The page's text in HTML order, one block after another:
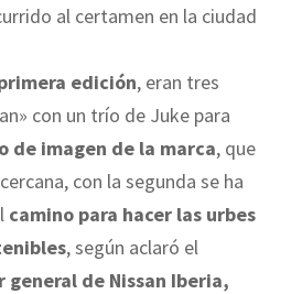
al certamen en la ciudad
edición, eran tres
con un trío de Juke para
de imagen de la marca, que
con la segunda se ha
camino para hacer las urbes
, según aclaró el
de Nissan Iberia,